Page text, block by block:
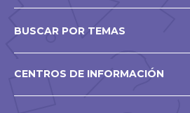
BUSCAR POR TEMAS
CENTROS DE INFORMACIÓN